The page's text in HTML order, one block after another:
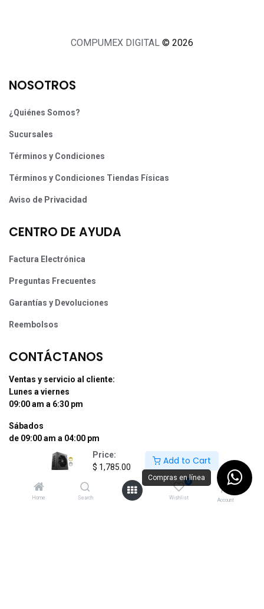
Price:
$ 1,785.00
Add to Cart
Home Search
0
Wishlist Account
COMPUMEX DIGITAL © 2026
NOSOTROS
¿Quiénes Somos?
Sucursales
Términos y Condiciones
Términos y Condiciones Tiendas Físicas
Aviso de Privacidad
CENTRO DE AYUDA
Factura Electrónica
Preguntas Frecuentes
Garantías y Devoluciones
Reembolsos
CONTÁCTANOS
Ventas y servicio al cliente:
Lunes a viernes
09:00 am a 6:30 pm
Sábados
de 09:00 am a 04:00 pm
Tel: (55) 50255181 Ext. 800 y 812
Whatsapp +52 56 10704437
contacto@supermexdigital.com
Compras en línea